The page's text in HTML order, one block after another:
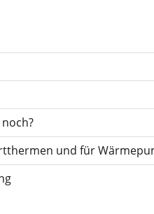
und für